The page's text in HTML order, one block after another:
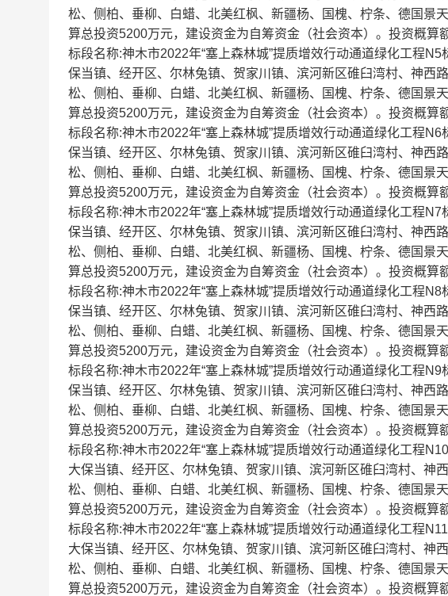
松、侧柏、垂柳、白蜡、北美红枫、新疆杨、国槐、柠条、德国景
算总投资5200万元，建设资金为自筹资金（社会资本）。投资概算
标段名称:神木市2022年“塞上森林城”提质增效行动通道绿化工程
保当镇、经开区、尔林兔镇、贺家川镇、滨河新区碓臼湾村、神西
松、侧柏、垂柳、白蜡、北美红枫、新疆杨、国槐、柠条、德国景
算总投资5200万元，建设资金为自筹资金（社会资本）。投资概算
标段名称:神木市2022年“塞上森林城”提质增效行动通道绿化工程
保当镇、经开区、尔林兔镇、贺家川镇、滨河新区碓臼湾村、神西
松、侧柏、垂柳、白蜡、北美红枫、新疆杨、国槐、柠条、德国景
算总投资5200万元，建设资金为自筹资金（社会资本）。投资概算
标段名称:神木市2022年“塞上森林城”提质增效行动通道绿化工程
保当镇、经开区、尔林兔镇、贺家川镇、滨河新区碓臼湾村、神西
松、侧柏、垂柳、白蜡、北美红枫、新疆杨、国槐、柠条、德国景
算总投资5200万元，建设资金为自筹资金（社会资本）。投资概算
标段名称:神木市2022年“塞上森林城”提质增效行动通道绿化工程
保当镇、经开区、尔林兔镇、贺家川镇、滨河新区碓臼湾村、神西
松、侧柏、垂柳、白蜡、北美红枫、新疆杨、国槐、柠条、德国景
算总投资5200万元，建设资金为自筹资金（社会资本）。投资概算
标段名称:神木市2022年“塞上森林城”提质增效行动通道绿化工程
保当镇、经开区、尔林兔镇、贺家川镇、滨河新区碓臼湾村、神西
松、侧柏、垂柳、白蜡、北美红枫、新疆杨、国槐、柠条、德国景
算总投资5200万元，建设资金为自筹资金（社会资本）。投资概算
标段名称:神木市2022年“塞上森林城”提质增效行动通道绿化工程
大保当镇、经开区、尔林兔镇、贺家川镇、滨河新区碓臼湾村、神
松、侧柏、垂柳、白蜡、北美红枫、新疆杨、国槐、柠条、德国景
算总投资5200万元，建设资金为自筹资金（社会资本）。投资概算
标段名称:神木市2022年“塞上森林城”提质增效行动通道绿化工程
大保当镇、经开区、尔林兔镇、贺家川镇、滨河新区碓臼湾村、神
松、侧柏、垂柳、白蜡、北美红枫、新疆杨、国槐、柠条、德国景
算总投资5200万元，建设资金为自筹资金（社会资本）。投资概算